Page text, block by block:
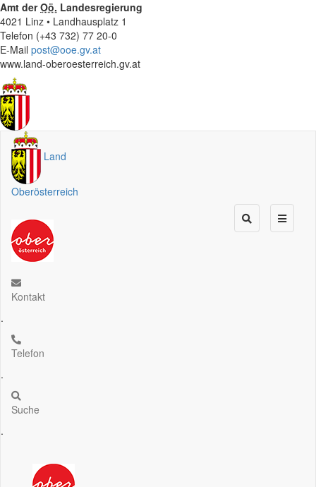
Amt derOö. Landesregierung
4021 Linz • Landhausplatz 1
Telefon (+43 732) 77 20-0
E-Mail post@ooe.gv.at
www.land-oberoesterreich.gv.at
Land
Oberösterreich
Kontakt
.
Telefon
.
Suche
.